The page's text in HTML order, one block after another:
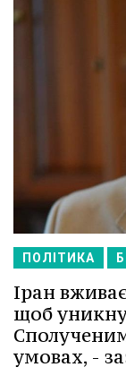
ПОЛІТИКА
Іран
щоб
умовах, -